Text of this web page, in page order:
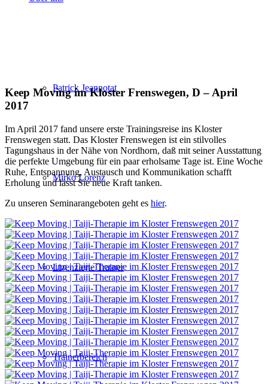
Patrick Jeannotat
Mirko Lorenz
Lizenzierte Trainer
Trainerbereich
Keep Moving im Kloster Frenswegen, D – April
2017
Im April 2017 fand unsere erste Trainingsreise ins Kloster
Frenswegen statt. Das Kloster Frenswegen ist ein stilvolles
Tagungshaus in der Nähe von Nordhorn, daß mit seiner Ausstattung
die perfekte Umgebung für ein paar erholsame Tage ist. Eine Woche
Ruhe, Entspannung, Austausch und Kommunikation schafft
Erholung und lässt Sie neue Kraft tanken.
Zu unseren Seminarangeboten geht es hier.